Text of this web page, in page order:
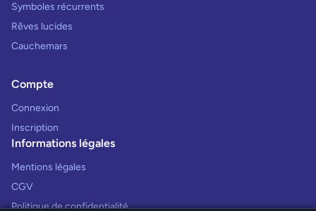
Symboles récurrents
Rêves lucides
Cauchemars
Compte
Connexion
Inscription
Informations légales
Mentions légales
CGV
Politique de confidentialité